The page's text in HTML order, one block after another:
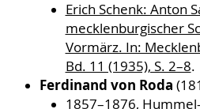
Erich Schenk: Anton
mecklenburgischer
Vormärz. In:
Bd. 11 (1935), S. 2–8.
Ferdinand von Roda
1857–1876,